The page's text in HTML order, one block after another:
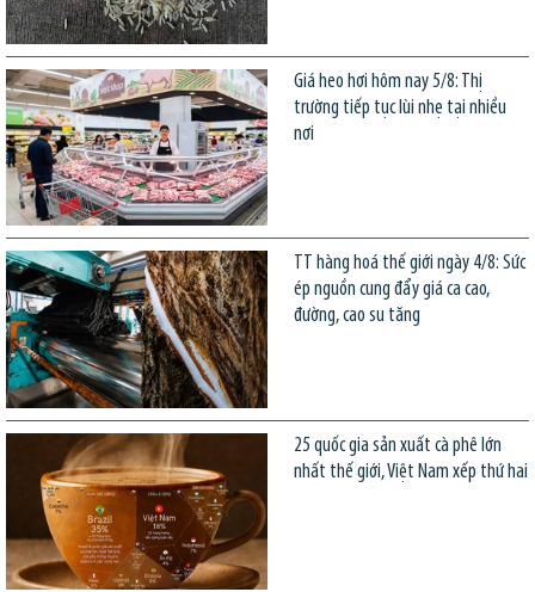
Giá heo hơi hôm nay 5/8: Thị
trường tiếp tục lùi nhẹ tại nhiều
nơi
TT hàng hoá thế giới ngày 4/8: Sức
ép nguồn cung đẩy giá ca cao,
đường, cao su tăng
25 quốc gia sản xuất cà phê lớn
nhất thế giới, Việt Nam xếp thứ hai